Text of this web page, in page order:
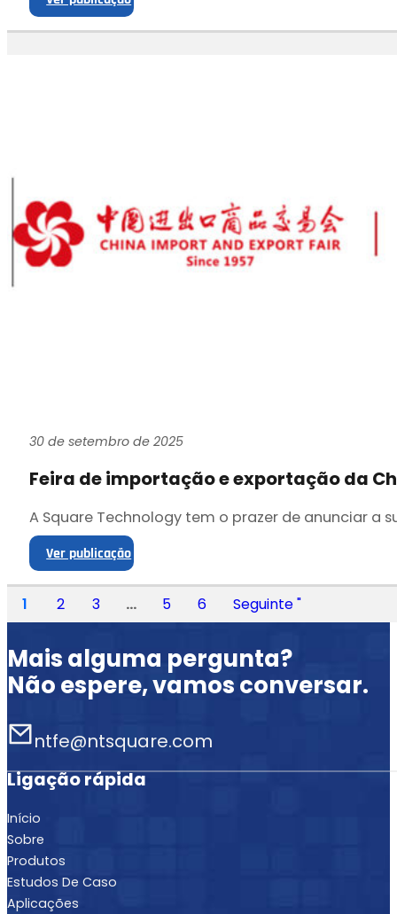
30 de setembro de 2025
Feira de importação e exportação da
A Square Technology tem o prazer de anunciar a
Ver publicação
1 2 3 ... 5 6 Seguinte "
Mais alguma pergunta?
Não espere, vamos conversar.
ntfe@ntsquare.com
Ligação rápida
Início
Sobre
Produtos
Estudos De Caso
Aplicações